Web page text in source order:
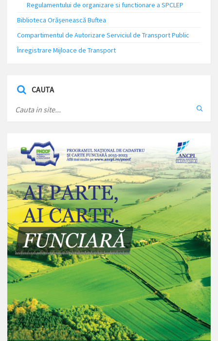
Regulamentului de organizare si functionare a SPCLEP
Biblioteca Orășenească Buftea
Compartimentul de Autorizare Serviciul de Transport Public
Înregistrare Mijloace de Transport
CAUTA